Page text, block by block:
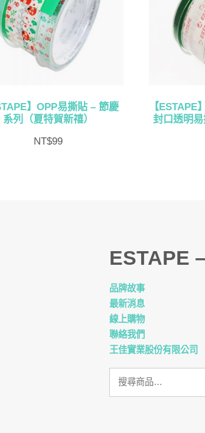
】OPP易撕貼 – 節慶
系列（夏特賀新禧）
NT$99
【ESTAPE
封口透明易
ESTAPE
品牌故事
最新消息
線上購物
聯絡我們
王佳實業股份有限公司